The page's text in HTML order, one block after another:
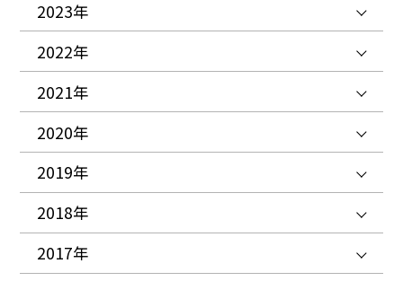
2023年
2022年
2021年
2020年
2019年
2018年
2017年